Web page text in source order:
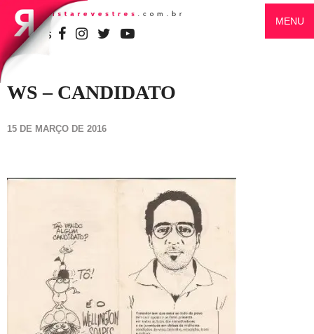
SIGA-NOS
MENU
WS – CANDIDATO
15 DE MARÇO DE 2016